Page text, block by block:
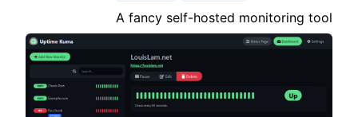
A fancy self-hosted monitoring tool